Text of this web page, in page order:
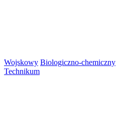
Wojskowy Biologiczno-chemiczny
Technikum